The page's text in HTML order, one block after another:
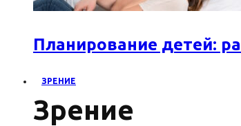
Планирование детей:
ЗРЕНИЕ
Зрение